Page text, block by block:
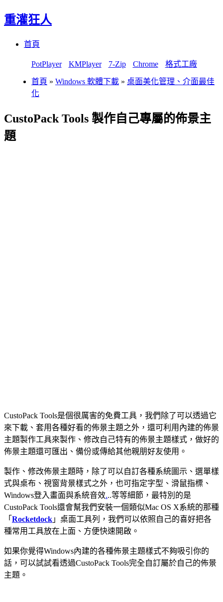
重灌狂人
首頁
PotPlayer KMPlayer 7-Zip Chrome 格式工廠
首頁 » Windows 軟體下載 » 桌面美化管理、介面最佳
化
CustoPack Tools 製作自己專屬的佈景主
題
CustoPack Tools是個很厲害的免費工具，我們除了可以透過它
來下載、套用各種好看的佈景主題之外，還可利用內建的佈景
主題製作工具來製作、修改自己特有的佈景主題樣式，做好的
佈景主題還可匯出、備份或傳給其他親朋好友使用。
製作、修改佈景主題時，除了可以自訂各種系統圖示、選單樣
式與桌布、視窗背景樣式之外，也可指定字型、滑鼠指標、
Windows登入畫面與系統音效...等等細節，最特別的是
CustoPack Tools還會幫我們安裝一個類似Mac OS X系統的那種
「 Rocketdock 」桌面工具列，我們可以依照自己的喜好把各
種常用工具放在上面、方便快速開啟。
如果你覺得Windows內建的各種佈景主題樣式不夠吸引你的
話，可以試試看透過CustoPack Tools完全自訂屬於自己的佈景
主題。